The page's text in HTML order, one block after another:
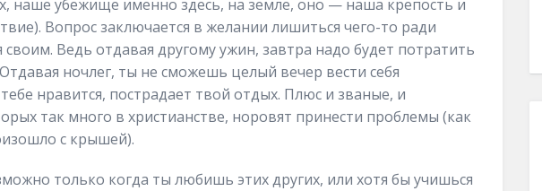
наше убежище именно здесь, на земле, оно — наша крепость и
Вопрос заключается в желании лишиться чего-то ради
своим. Ведь отдавая другому ужин, завтра надо будет потратить
ночлег, ты не сможешь целый вечер вести себя
нравится, пострадает твой отдых. Плюс и званые, и
так много в христианстве, норовят принести проблемы (как
с крышей).
только когда ты любишь этих других, или хотя бы учишься